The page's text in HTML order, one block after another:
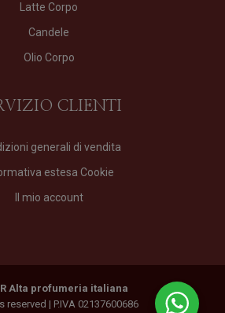
Latte Corpo
Candele
Olio Corpo
CLIENTI
generali di vendita
estesa Cookie
Il mio account
Alta profumeria italiana
reserved | P.IVA 02137600686